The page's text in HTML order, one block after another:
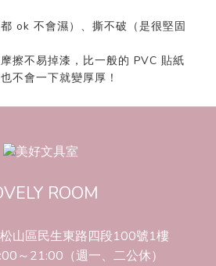
ok 不會濕）、撕不破（是很堅固
擦不易掉漆，比一般的 PVC 貼紙
不會一下就變厚厚！
ROOM
山區民生東路四段100號1樓
～21:00（週一、二公休）